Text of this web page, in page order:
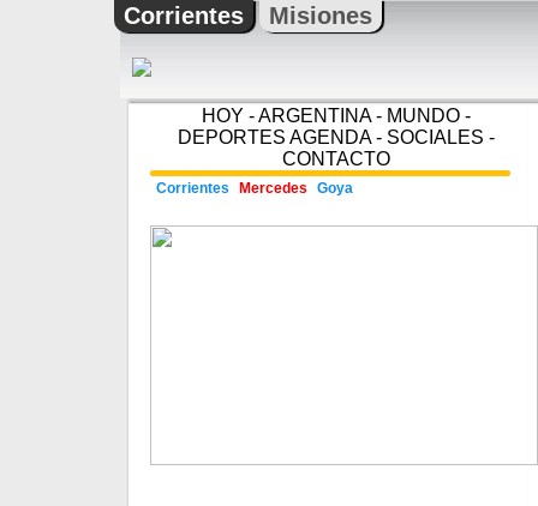
Corrientes Misiones
HOY -ARGENTINA- MUNDO -
DEPORTES AGENDA- SOCIALES -
CONTACTO
Corrientes Mercedes Goya